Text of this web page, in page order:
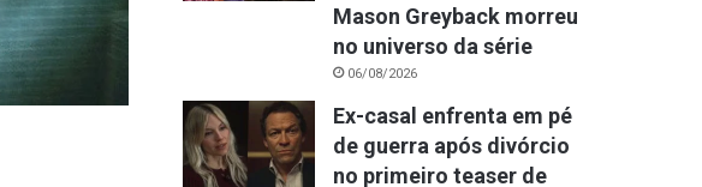
Mason Greyback morreu
no universo da série
06/08/2026
Ex-casal enfrenta em pé
de guerra após divórcio
no primeiro teaser de